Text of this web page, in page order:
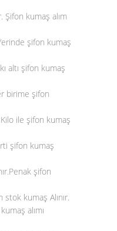
Şifon kumaş alım
şifon kumaş
altı şifon kumaş
birime şifon
ile şifon kumaş
şifon kumaş
şifon
stok kumaş Alınır.
alımı